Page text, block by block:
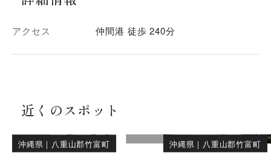
アクセス 仲間港 徒歩 240分
近くのスポット
沖縄県 ｜ 八重山郡竹富町
沖縄県 ｜ 八重山郡竹富町